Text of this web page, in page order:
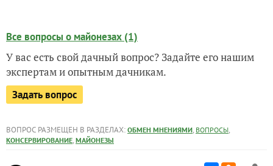
Все вопросы о майонезах (1)
У вас есть свой дачный вопрос? Задайте его нашим
экспертам и опытным дачникам.
Задать вопрос
ВОПРОС РАЗМЕЩЕН В РАЗДЕЛАХ: ОБМЕН МНЕНИЯМИ, ВОПРОСЫ,
КОНСЕРВИРОВАНИЕ, МАЙОНЕЗЫ